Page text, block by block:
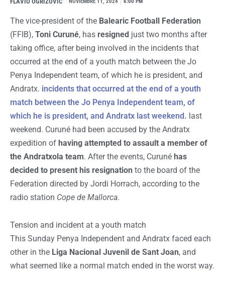
NOVIEMBRE 11, 2024 6:00 PM
The vice-president of the Balearic Football Federation
(FFIB), Toni Curuné, has resigned just two months after
taking office, after being involved in the incidents that
occurred at the end of a youth match between the Jo
Penya Independent team, of which he is president, and
Andratx. incidents that occurred at the end of a youth
match between the Jo Penya Independent team, of
which he is president, and Andratx last weekend. last
weekend. Curuné had been accused by the Andratx
expedition of having attempted to assault a member of
the Andratxola team. After the events, Curuné has
decided to present his resignation to the board of the
Federation directed by Jordi Horrach, according to the
radio station Cope de Mallorca.
Tension and incident at a youth match
This Sunday Penya Independent and Andratx faced each
other in the Liga Nacional Juvenil de Sant Joan, and
what seemed like a normal match ended in the worst way.